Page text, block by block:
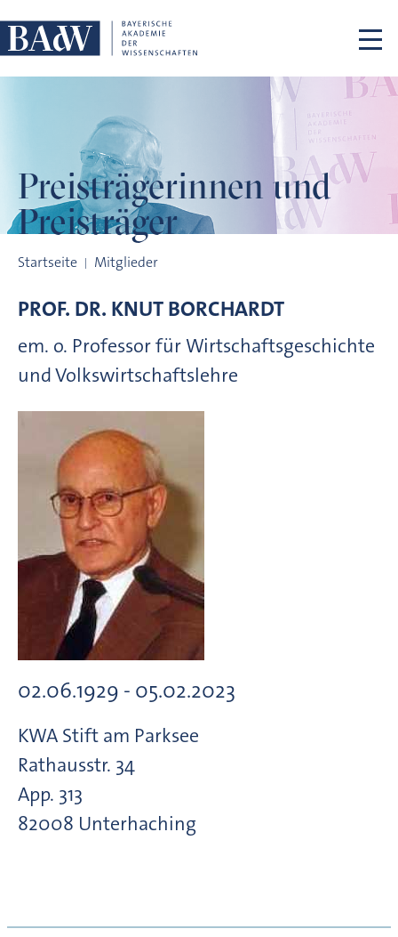
Preisträgerinnen und
Preisträger
Startseite Mitglieder
PROF. DR. KNUTBORCHARDT
em. o. Professor für Wirtschaftsgeschichte
und Volkswirtschaftslehre
02.06.1929 - 05.02.2023
KWA Stift am Parksee
Rathausstr. 34
App. 313
82008 Unterhaching